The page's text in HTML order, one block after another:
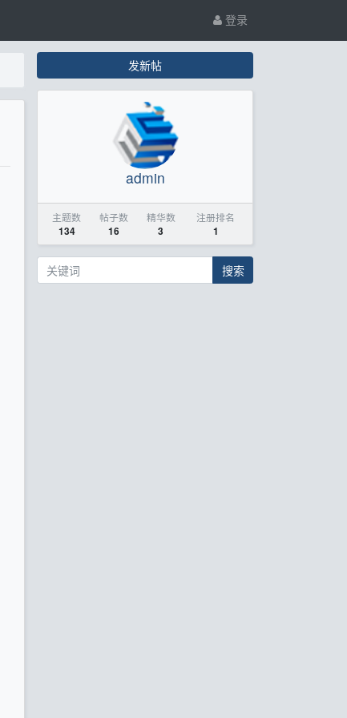
登录
发新帖
admin
主题数
134
帖子数
16
精华数
3
注册排名
1
搜索